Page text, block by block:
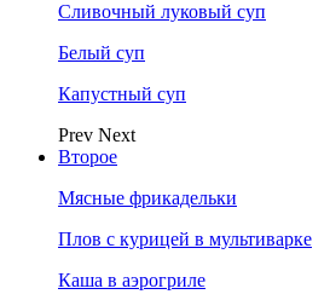
Сливочный луковый суп
Белый суп
Капустный суп
Prev Next
Второе
Мясные фрикадельки
Плов с курицей в мультиварке
Каша в аэрогриле